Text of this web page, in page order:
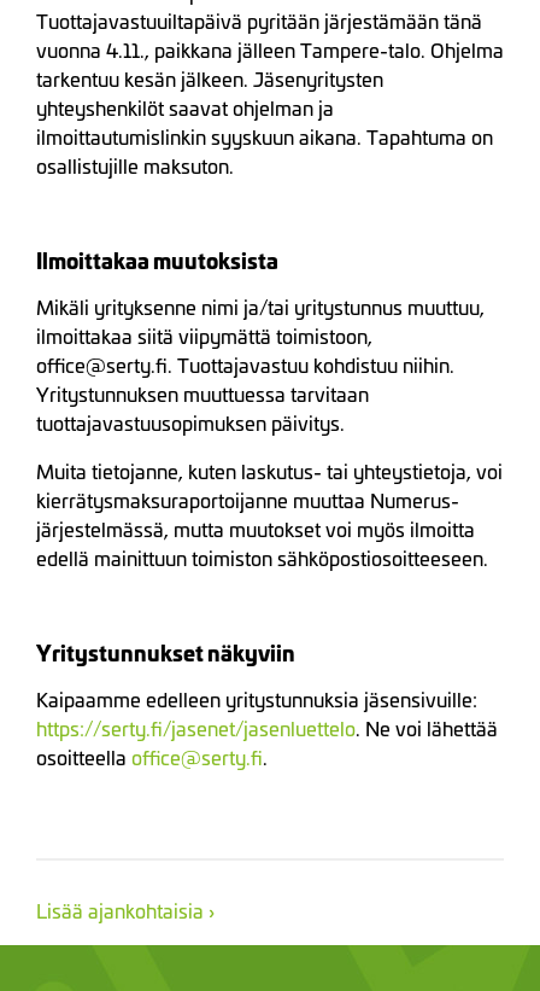
Tuottajavastuuiltapäivä pyritään järjestämään tänä
vuonna 4.11., paikkana jälleen Tampere-talo. Ohjelma
tarkentuu kesän jälkeen. Jäsenyritysten
yhteyshenkilöt saavat ohjelman ja
ilmoittautumislinkin syyskuun aikana. Tapahtuma on
osallistujille maksuton.
Ilmoittakaa muutoksista
Mikäli yrityksenne nimi ja/tai yritystunnus muuttuu,
ilmoittakaa siitä viipymättä toimistoon,
office@serty.fi. Tuottajavastuu kohdistuu niihin.
Yritystunnuksen muuttuessa tarvitaan
tuottajavastuusopimuksen päivitys.
Muita tietojanne, kuten laskutus- tai yhteystietoja, voi
kierrätysmaksuraportoijanne muuttaa Numerus-
järjestelmässä, mutta muutokset voi myös ilmoitta
edellä mainittuun toimiston sähköpostiosoitteeseen.
Yritystunnukset näkyviin
Kaipaamme edelleen yritystunnuksia jäsensivuille:
https://serty.fi/jasenet/jasenluettelo. Ne voi lähettää
osoitteella office@serty.fi.
Lisää ajankohtaisia ›